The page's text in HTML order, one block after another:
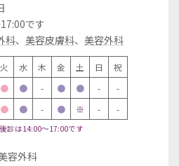
です
科、 美容皮膚科、 美容外科
火 水 木 金 土 日
祝
● ● - ● ● -
-
● ● - ● ※ - -
診は14:00～17:00です
容外科